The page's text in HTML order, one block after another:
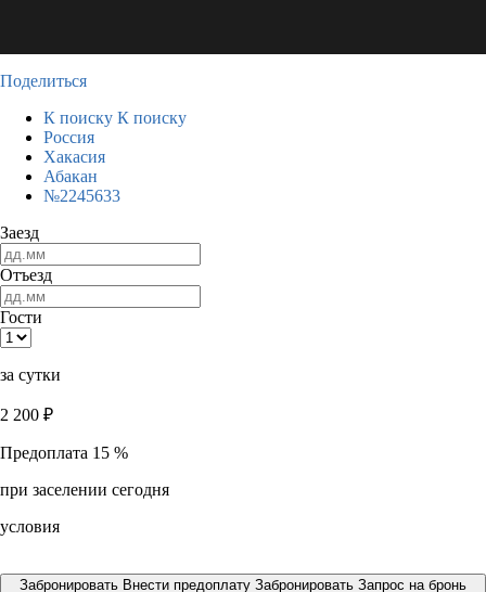
Поделиться
К поиску К поиску
Россия
Хакасия
Абакан
№2245633
Заезд
Отъезд
Гости
за сутки
2 200 ₽
Предоплата 15 %
при заселении сегодня
условия
Забронировать Внести предоплату Забронировать Запрос на бронь